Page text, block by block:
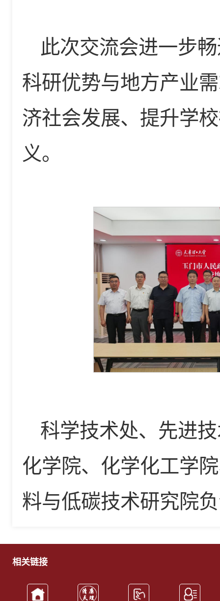
此次交流会进一步
科研优势与地方产业
济社会发展、提升学
义。
科学技术处、先进
化学院、化学化工学
料与低碳技术研究院
相关链接